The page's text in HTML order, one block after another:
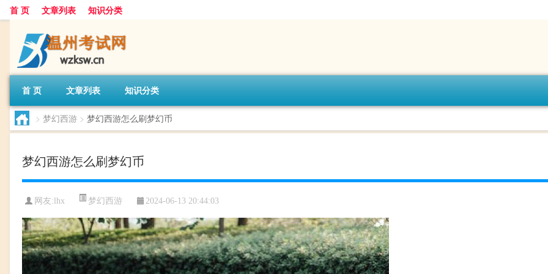
首 页 文章列表 知识分类
首 页 文章列表 知识分类
> 梦幻西游 > 梦幻西游怎么刷梦幻币
梦幻西游怎么刷梦幻币
网友: lhx 梦幻西游 2024-06-13 20:44:03